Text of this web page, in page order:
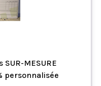
MESURE
personnalisée